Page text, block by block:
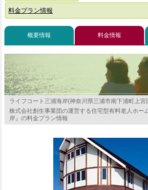
料金プラン情報
概要情報 料金情報
ライフコート三浦海岸(神奈川県三浦市南下浦町上宮
株式会社創生事業団の運営する住宅型有料老人ホー
岸』の料金プラン情報